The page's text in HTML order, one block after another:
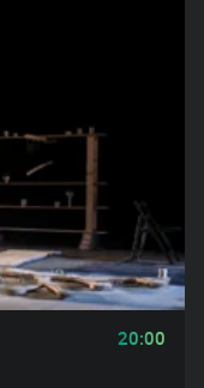
20:00